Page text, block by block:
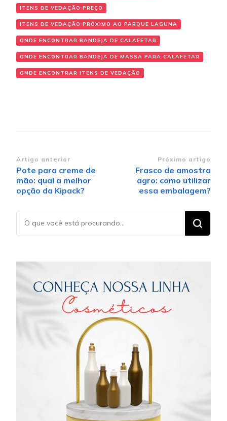
ITENS DE VEDAÇÃO PREÇO
ITENS DE VEDAÇÃO PRÓXIMO AO PARQUE LAGUNA
ONDE ENCONTRAR BANDEJA DE CALAFETAR
ONDE ENCONTRAR BANDEJA DE MASSA PARA CALAFETAR
ONDE ENCONTRAR ITENS DE VEDAÇÃO
Navegação de post
Artigo anterior
Pote para creme de
mão: qual a melhor
opção da Kipack?
Próximo artigo
Frasco de amostra
agro: como utilizar
essa embalagem?
Procurando
algo?